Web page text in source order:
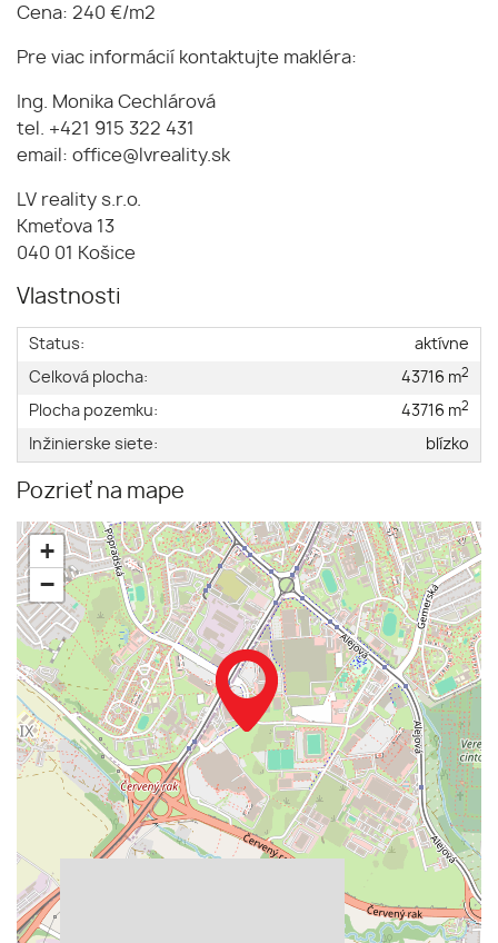
Cena: 240 €/m2
Pre viac informácií kontaktujte makléra:
Ing. Monika Cechlárová
tel. +421 915 322 431
email: office@lvreality.sk
LV reality s.r.o.
Kmeťova 13
040 01 Košice
Vlastnosti
Status:
aktívne
Celková plocha:
43716 m2
Plocha pozemku: 43716 m2
Inžinierske siete: blízko
Pozrieť na mape
+
−